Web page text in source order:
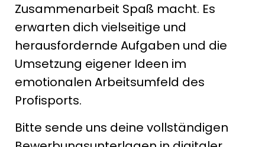
Zusammenarbeit Spaß macht. Es
erwarten dich vielseitige und
herausfordernde Aufgaben und die
Umsetzung eigener Ideen im
emotionalen Arbeitsumfeld des
Profisports.
Bitte sende uns deine vollständigen